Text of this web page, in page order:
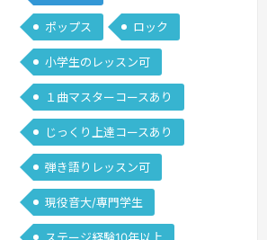
から相談に乗れると思います！基礎的な
発声の仕方から簡単な弾き語りまで幅広
く、…続きを見る »
ポップス ロック
小学生のレッスン可
１曲マスターコースあり
じっくり上達コースあり
弾き語りレッスン可
現役音大/専門学生